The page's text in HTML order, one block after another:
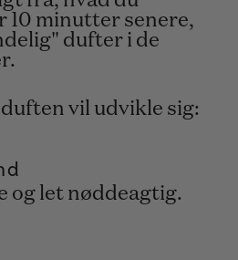
minutter senere,
dufter i de
vil udvikle sig:
og let nøddeagtig.